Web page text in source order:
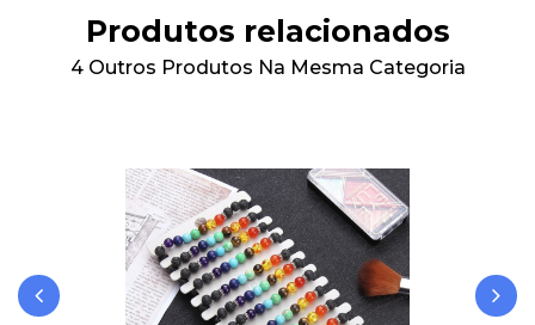
Produtos relacionados
4 Outros Produtos Na Mesma Categoria